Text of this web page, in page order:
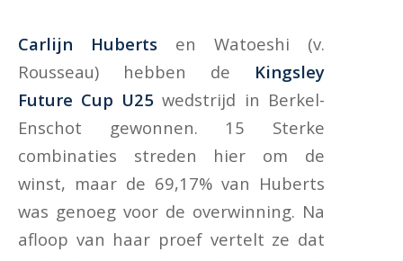
Carlijn Hubertsen Watoeshi (v.
Rousseau) hebben de Kingsley
Future Cup U25 wedstrijd in Berkel-
Enschot gewonnen. 15 Sterke
combinaties streden hier om de
winst, maar de 69,17% van Huberts
was genoeg voor de overwinning. Na
afloop van haar proef vertelt ze dat